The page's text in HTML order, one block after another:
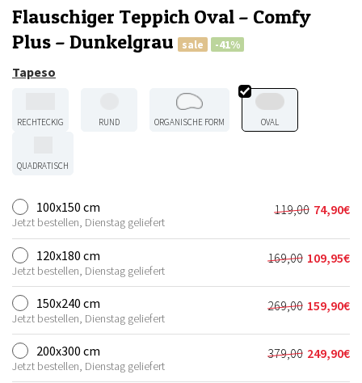
Flauschiger Teppich Oval – Comfy
Plus – Dunkelgrau
sale -41%
Tapeso
RECHTECKIG RUND ORGANISCHE FORM OVAL
QUADRATISCH
100x150 cm
Jetzt bestellen, Dienstag geliefert
119,00
Preis
war:
119,00€
74,90€
Aktueller
Preis
ist:
74,90€.
120x180 cm
Jetzt bestellen, Dienstag geliefert
169,00
Preis
war:
169,00€
109,95€
Aktueller
Preis
ist:
109,95€.
150x240 cm
Jetzt bestellen, Dienstag geliefert
269,00
Preis
war:
269,00€
159,90€
Aktueller
Preis
ist:
159,90€.
200x300 cm
Jetzt bestellen, Dienstag geliefert
379,00
Preis
249,90€
Aktueller
Preis